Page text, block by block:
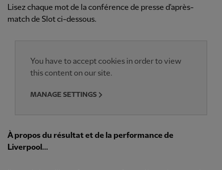
Lisez chaque motde la conférence de presse d'après-
match de Slot ci-dessous.
You have to accept cookies in order to view
this content on our site.
MANAGE SETTINGS
À propos du résultat et de la performance de
Liverpool...